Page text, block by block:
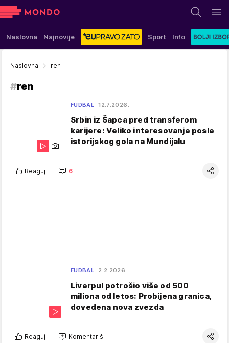
Naslovna Najnovije Sport Info
Naslovna ren
#ren
FUDBAL 12.7.2026.
Srbin iz Šapca pred transferom
karijere: Veliko interesovanje posle
istorijskog gola na Mundijalu
Reaguj 6
FUDBAL 2.2.2026.
Liverpul potrošio više od 500
miliona od letos: Probijena granica,
dovedena nova zvezda
Reaguj Komentariši